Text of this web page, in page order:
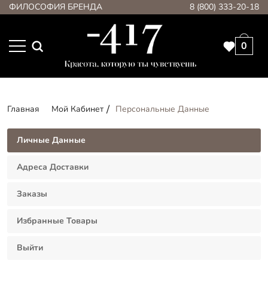
ФИЛОСОФИЯ БРЕНДА 8 (800) 333-20-18
0
Главная Мой Кабинет Персональные Данные
Личные Данные
Адреса Доставки
Заказы
Избранные Товары
Выйти